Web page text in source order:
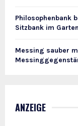
Philosophenbank
Sitzbank im Garten
Messing sauber
ANZEIGE